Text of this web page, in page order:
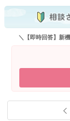
＼【即時回答】新